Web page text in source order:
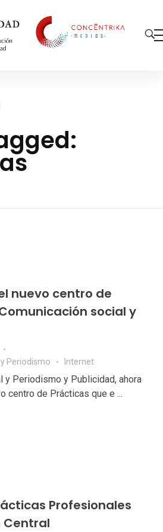
nuevo centro de
social y
Periodismo Internet
y Periodismo y Publicidad, ahora
centro de Prácticas que e ...
Profesionales
Central